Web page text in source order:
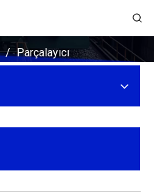
/ Parçalayıcı